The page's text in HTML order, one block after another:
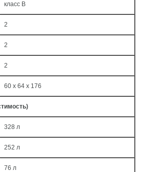
класс B
2
2
2
60 x 64 x 176
328 л
252 л
76 л